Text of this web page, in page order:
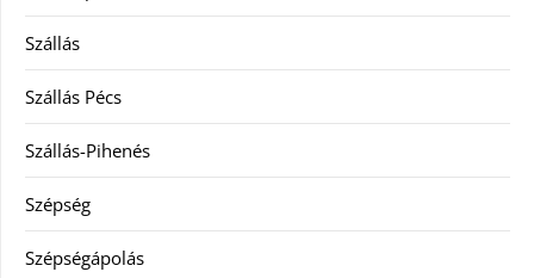
Szállás
Szállás Pécs
Szállás-Pihenés
Szépség
Szépségápolás